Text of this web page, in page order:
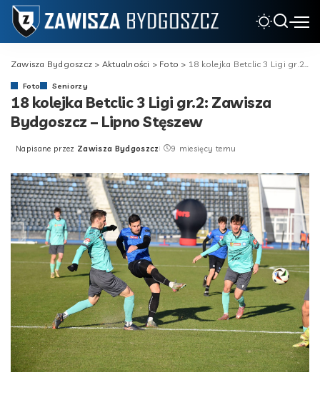
Zawisza Bydgoszcz > Aktualności > Foto > 18 kolejka Betclic 3 Ligi gr.2: Zawisza Bydgoszcz – Lipno Stęszew
Foto Seniorzy
18 kolejka Betclic 3 Ligi gr.2: Zawisza
Bydgoszcz – Lipno Stęszew
Napisane przez Zawisza Bydgoszcz 9 miesięcy temu